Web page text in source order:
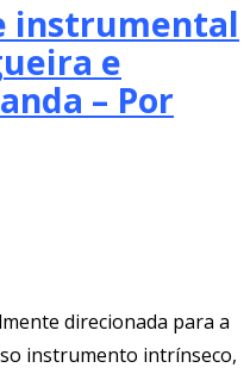
instrumental
e
– Por
direcionada para a
instrumento intrínseco,